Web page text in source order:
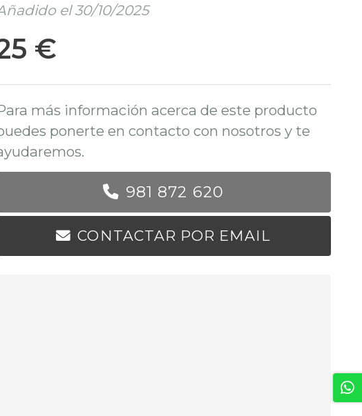
el 30/10/2025
€
más información acerca de este producto
ponerte en contacto con nosotros y te
981 872 620
CONTACTAR POR EMAIL